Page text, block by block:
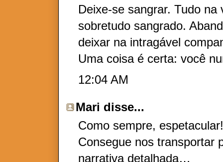
Deixe-se sangrar. Tudo
sobretudo sangrado.
deixar na intragável
Uma coisa é certa: você
12:04 AM
Mari disse...
Como sempre,
Consegue nos transportar
narrativa detalhada…